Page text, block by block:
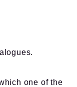
one of the